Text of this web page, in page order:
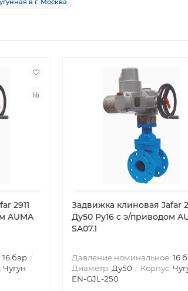
в г. Москва
2911
AUMA
16 бар
Чугун
Задвижка клиновая Jafar
Ду50 Ру16 с э/приводом
SA07.1
Давление номинальное: 16
Диаметр: Ду50 Корпус:
EN-GJL-250